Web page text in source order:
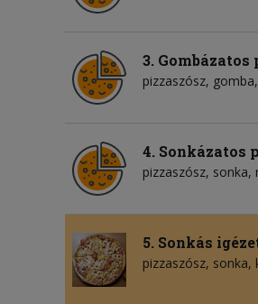
3. Gombázatos
pizzaszósz gomba
4. Sonkázatos
pizzaszósz sonka
5. Sonkás
pizzaszósz sonka